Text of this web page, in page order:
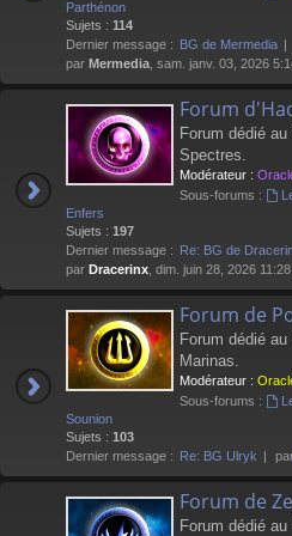
Parthénon
Sujets : 114
Dernier message : BG de Mermedia
par Mermedia , sam. janv. 03, 2026
Forum
Forum dédié
Spectres.
Modérateur :
Sous-forums :
Enfers
Sujets : 197
Dernier message : Re: BG de
par Dracerinx , dim. juin 28, 2026
Forum de
Forum dédié
Marinas.
Modérateur :
Sous-forums :
Sounion
Sujets : 103
Dernier message : Re: BG Ulryk
Forum de
Forum dédié